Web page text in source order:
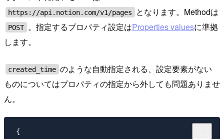
https://api.notion.com/v1/pages となります。Methodは
POST 。指定するプロパティ設定はProperties valuesに準拠
します。
created_time のような自動指定される、設定要素がない
ものについてはプロパティの指定から外しても問題ありませ
ん。
{